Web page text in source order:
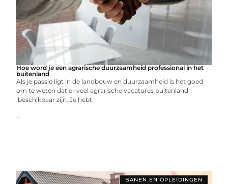
Hoe word je een agrarische duurzaamheid professional in het
buitenland
Als je passie ligt in de landbouw en duurzaamheid is het goed
om te weten dat er veel agrarische vacatures buitenland
beschikbaar zijn. Je hebt
...
BANEN EN OPLEIDINGEN